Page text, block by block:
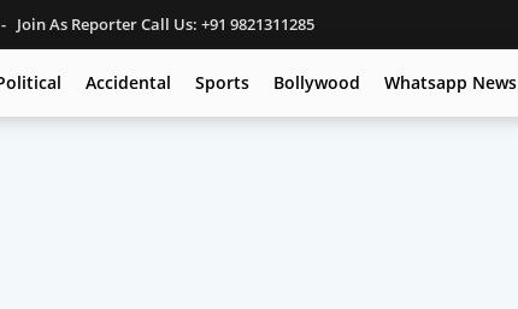
Join As Reporter Call Us: +91 9821311285
Accidental Sports Bollywood Whatsapp News